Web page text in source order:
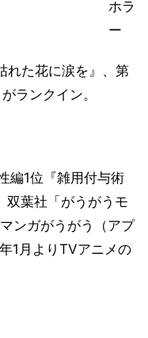
ホラ
ー
れた花に涙を』、第
ランクイン。
編1位『雑用付与術
双葉社「がうがうモ
ンガがうがう（アプ
1月よりTVアニメの